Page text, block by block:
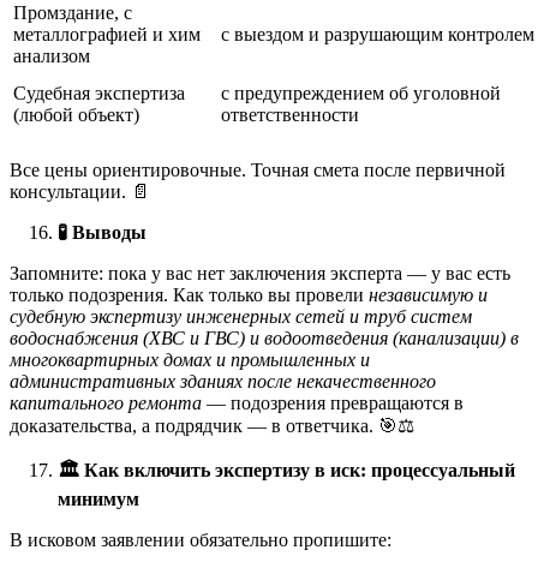
Промздание, с
металлографией и хим
анализом
с выездом и разрушающим контролем
Судебная экспертиза
(любой объект)
с предупреждением об уголовной
ответственности
Все цены ориентировочные. Точная смета после первичной
консультации. 📄
🧪 Выводы
Запомните: пока у вас нет заключения эксперта — у вас есть
только подозрения. Как только вы провели независимую и
судебную экспертизу инженерных сетей и труб систем
водоснабжения (ХВС и ГВС) и водоотведения (канализации) в
многоквартирных домах и промышленных и
административных зданиях после некачественного
капитального ремонта — подозрения превращаются в
доказательства, а подрядчик — в ответчика. 🎯⚖️
🏛 ️ Как включить экспертизу в иск: процессуальный
минимум
В исковом заявлении обязательно пропишите: